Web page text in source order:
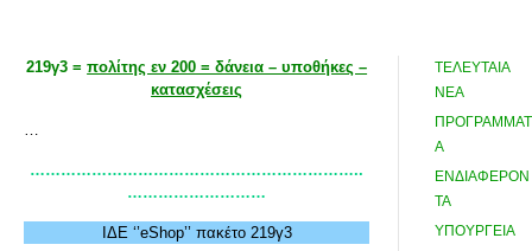
219γ3 =πολίτης εν 200 = δάνεια – υποθήκες –
κατασχέσεις
…
………………………………………………………..
………………………
ΙΔΕ ‘’eShop’’ πακέτο 219γ3
ΤΕΛΕΥΤΑΙΑ
ΝΕΑ
ΠΡΟΓΡΑΜΜΑΤ
Α
ΕΝΔΙΑΦΕΡΟΝ
ΤΑ
ΥΠΟΥΡΓΕΙΑ